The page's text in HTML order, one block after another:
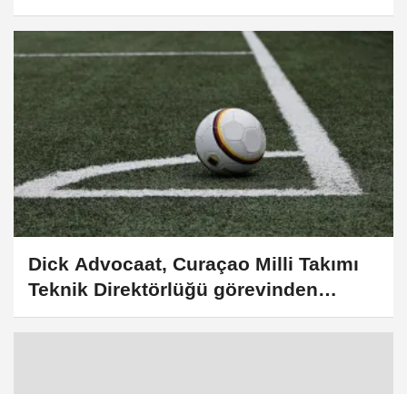
görüştü
Dick Advocaat, Curaçao Milli Takımı
Teknik Direktörlüğü görevinden
ayrıldı